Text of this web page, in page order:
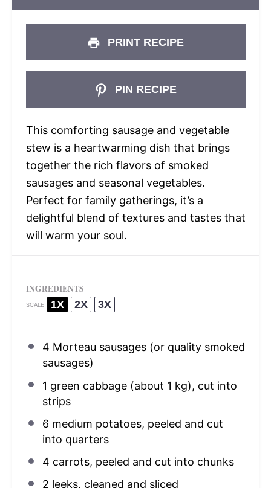
PRINT RECIPE
PIN RECIPE
This comforting sausage and vegetable
stew is a heartwarming dish that brings
together the rich flavors of smoked
sausages and seasonal vegetables.
Perfect for family gatherings, it’s a
delightful blend of textures and tastes that
will warm your soul.
INGREDIENTS
SCALE 1X 2X 3X
4 Morteau sausages (or quality smoked
sausages)
1 green cabbage (about 1 kg), cut into
strips
6 medium potatoes, peeled and cut
into quarters
4 carrots, peeled and cut into chunks
2 leeks, cleaned and sliced